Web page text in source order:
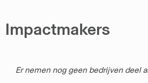
Impactmakers
Er nemen nog geen bedrijven deel